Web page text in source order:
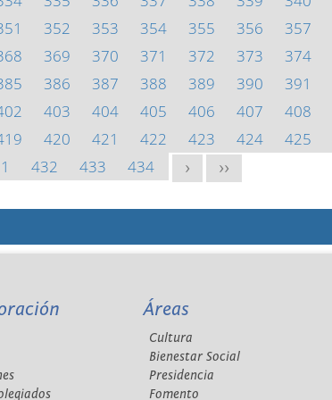
352 353 354 355 356 357
369 370 371 372 373 374
386 387 388 389 390 391
403 404 405 406 407 408
420 421 422 423 424 425
432 433 434 > >>
Áreas
Cultura
Bienestar Social
Presidencia
Fomento